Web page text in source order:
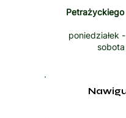
poniedziałek
sobota